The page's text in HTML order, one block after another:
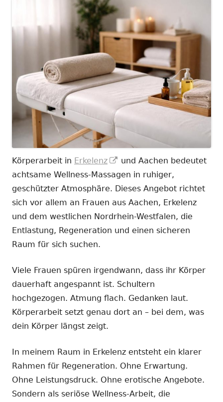
Körperarbeit in Erkelenz
In
neuem
Fenster
öffnen
und Aachen bedeutet
achtsame Wellness-Massagen in ruhiger,
geschützter Atmosphäre. Dieses Angebot richtet
sich vor allem an Frauen aus Aachen, Erkelenz
und dem westlichen Nordrhein-Westfalen, die
Entlastung, Regeneration und einen sicheren
Raum für sich suchen.
Viele Frauen spüren irgendwann, dass ihr Körper
dauerhaft angespannt ist. Schultern
hochgezogen. Atmung flach. Gedanken laut.
Körperarbeit setzt genau dort an – bei dem, was
dein Körper längst zeigt.
In meinem Raum in Erkelenz entsteht ein klarer
Rahmen für Regeneration. Ohne Erwartung.
Ohne Leistungsdruck. Ohne erotische Angebote.
Sondern als seriöse Wellness-Arbeit, die